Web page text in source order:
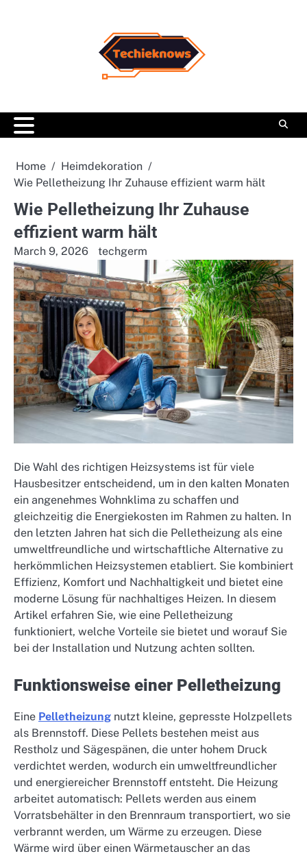
Home
Heimdekoration
Wie Pelletheizung Ihr Zuhause effizient warm hält
Wie Pelletheizung Ihr Zuhause
effizient warm hält
March 9, 2026 techgerm
Die Wahl des richtigen Heizsystems ist für viele
Hausbesitzer entscheidend, um in den kalten Monaten
ein angenehmes Wohnklima zu schaffen und
gleichzeitig die Energiekosten im Rahmen zu halten. In
den letzten Jahren hat sich die Pelletheizung als eine
umweltfreundliche und wirtschaftliche Alternative zu
herkömmlichen Heizsystemen etabliert. Sie kombiniert
Effizienz, Komfort und Nachhaltigkeit und bietet eine
moderne Lösung für nachhaltiges Heizen. In diesem
Artikel erfahren Sie, wie eine Pelletheizung
funktioniert, welche Vorteile sie bietet und worauf Sie
bei der Installation und Nutzung achten sollten.
Funktionsweise einer Pelletheizung
Eine Pelletheizung nutzt kleine, gepresste Holzpellets
als Brennstoff. Diese Pellets bestehen meist aus
Restholz und Sägespänen, die unter hohem Druck
verdichtet werden, wodurch ein umweltfreundlicher
und energiereicher Brennstoff entsteht. Die Heizung
arbeitet automatisch: Pellets werden aus einem
Vorratsbehälter in den Brennraum transportiert, wo sie
verbrannt werden, um Wärme zu erzeugen. Diese
Wärme wird über einen Wärmetauscher an das